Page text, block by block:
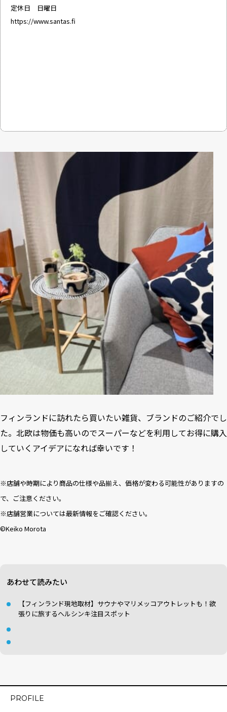
定休日 日曜日
https://www.santas.fi
フィンランドに訪れたら買いたい雑貨、ブランドのご紹介でし
た。北欧は物価も高いのでスーパーなどを利用してお得に購入
していくアイデアになれば幸いです！
※店舗や時期により商品の仕様や品揃え、価格が変わる可能性がありますの
で、ご注意ください。
※店舗営業については最新情報をご確認ください。
©︎Keiko Morota
あわせて読みたい
【フィンランド現地取材】サウナやマリメッコアウトレットも！欲
張りに旅するヘルシンキ注目スポット
PROFILE